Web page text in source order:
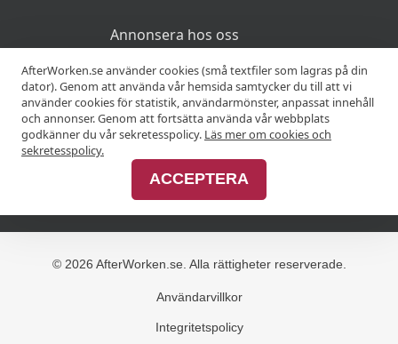
Annonsera hos oss
Advertise with us
MER
Alla afterworker
© 2026 AfterWorken.se. Alla rättigheter reserverade.
Användarvillkor
Integritetspolicy
AfterWorken.se använder cookies (små textfiler som lagras på din
dator). Genom att använda vår hemsida samtycker du till att vi
använder cookies för statistik, användarmönster, anpassat innehåll
och annonser. Genom att fortsätta använda vår webbplats
godkänner du vår sekretesspolicy. Läs mer om cookies och
sekretesspolicy.
ACCEPTERA